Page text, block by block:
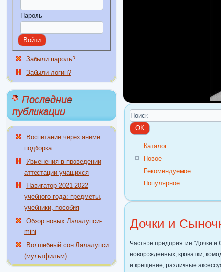
Пароль
Забыли пароль?
Забыли логин?
Последние
публикации
Воспитание через аниме:
подборка
Изменения в проведении
аттестации учащихся
Навигатор 2021-2022
учебного года: предметы,
учебники, пособия
Обзор новых Лалалупси-
mini
Волшебный сон Лалалупси
(мультфильм)
Каталог
Новое
Рекомендуемое
Популярное
Дочки и
Частное предприятие "Дочки
новорожденных, кроватки,
и крещение, различные